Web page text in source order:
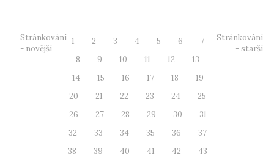
Stránkování
- novější
1 2 3 4 5 6
7
8
9 10 11 12
13
14
15 16 17 18
19
20
21 22 23 24
25
26
27 28 29 30
31
32
33 34 35 36
37
38
39 40 41 42
43
Stránkování
- starší